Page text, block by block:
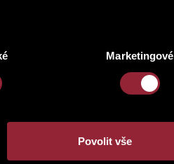
Marketingové
Povolit vše